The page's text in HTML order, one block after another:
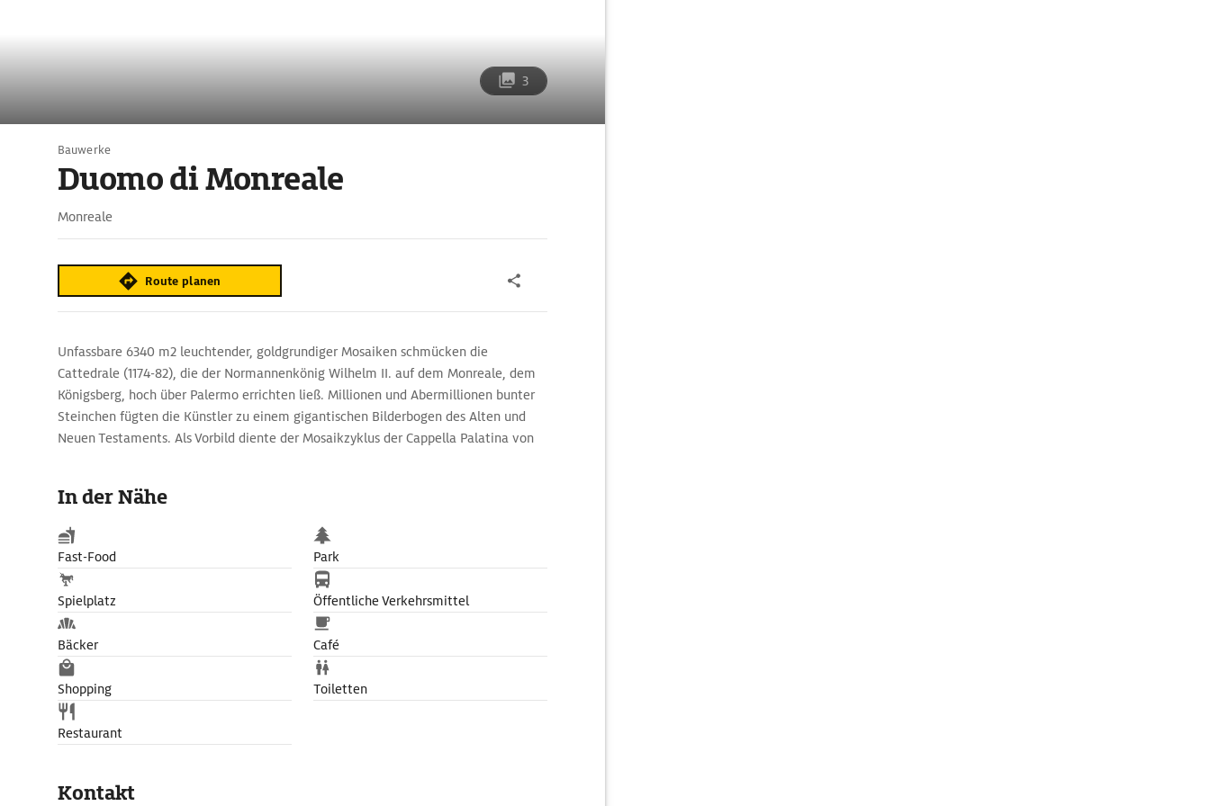
3
Bauwerke
Duomo di Monreale
Monreale
Route planen
Unfassbare 6340 m2 leuchtender, goldgrundiger Mosaiken schmücken die
Cattedrale (1174-82), die der Normannenkönig Wilhelm II. auf dem Monreale, dem
Königsberg, hoch über Palermo errichten ließ. Millionen und Abermillionen bunter
Steinchen fügten die Künstler zu einem gigantischen Bilderbogen des Alten und
Neuen Testaments. Als Vorbild diente der Mosaikzyklus der Cappella Palatina von
Benediktinerklosters. Seine prachtvollen Spitzbogenarkaden ruhen auf 228 mit
Intarsien verzierten Doppelsäulen. Glanzstücke aber sind die Kapitelle: Ihre Reliefs
zeigen biblische Szenen, Ritter und Edelleute, groteske Fabelwesen und wilde
Tiere, antike und arabische Ornamente.
In der Nähe
Fast-Food Park
Spielplatz Öffentliche Verkehrsmittel
Bäcker Café
Shopping Toiletten
Restaurant
Kontakt